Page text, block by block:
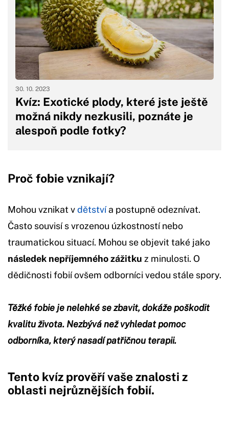
Kvíz: Exotické plody, které jste ještě
možná nikdy nezkusili, poznáte je
alespoň podle fotky?
30. 10. 2023
Proč fobie vznikají?
Mohou vznikat vdětství a postupně odeznívat.
Často souvisí s vrozenou úzkostností nebo
traumatickou situací. Mohou se objevit také jako
následek nepříjemného zážitku z minulosti. O
dědičnosti fobií ovšem odborníci vedou stále spory.
Těžké fobie je nelehké se zbavit, dokáže poškodit
kvalitu života. Nezbývá než vyhledat pomoc
odborníka, který nasadí patřičnou terapii.
Tento kvíz prověří vaše znalosti z
oblasti nejrůznějších fobií.